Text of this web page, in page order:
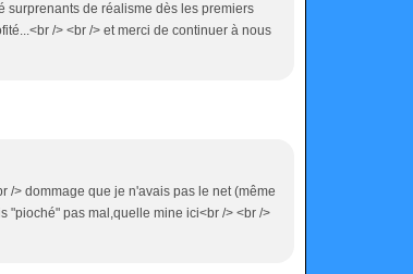
surprenants de réalisme dès les premiers
/> <br /> et merci de continuer à nous
/> dommage que je n'avais pas le net (même
"pioché" pas mal,quelle mine ici<br /> <br />